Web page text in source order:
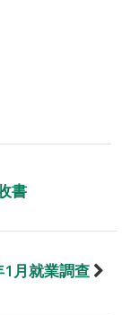
書
月就業調查